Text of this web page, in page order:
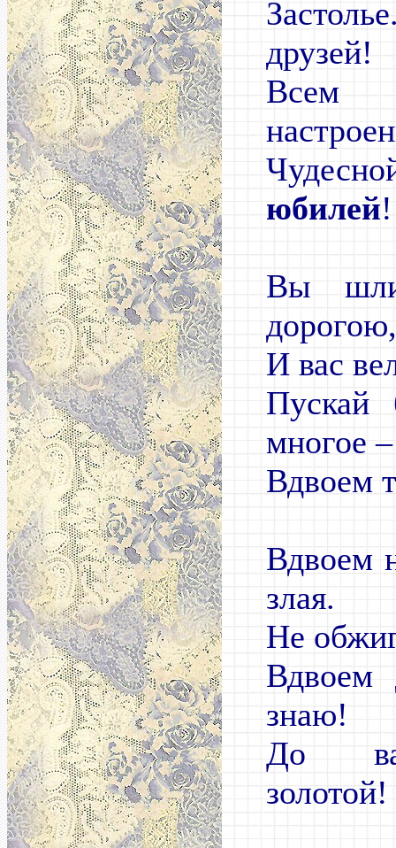
друзей!
Всем
юбилей!
Вы шли
дорогою,
И вас
Пускай
многое –
Вдвоем
Вдвоем
злая.
Не
знаю!
До
золотой!